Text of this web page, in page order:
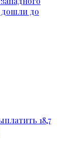
до
18,7